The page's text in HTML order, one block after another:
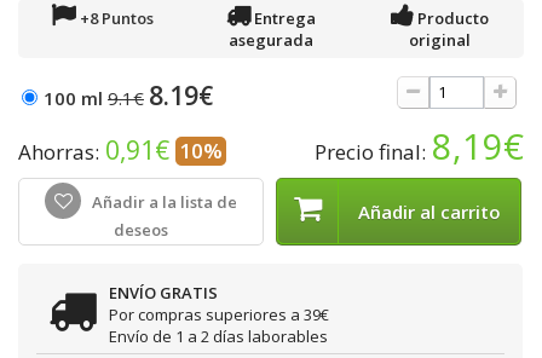
+8 Puntos
Entrega
asegurada
Producto
original
100 ml 9.1€ 8.19€
Ahorras: 0,91€ 10% Precio final: 8,19€
Añadir a la lista de
deseos
Añadir al carrito
ENVÍO GRATIS
Por compras superiores a 39€
Envío de 1 a 2 días laborables